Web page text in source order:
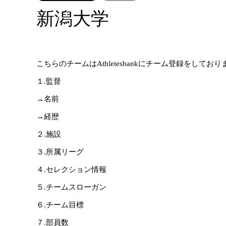
新潟大学
こちらのチームはAthletesbankにチーム登録をしており
１.監督
→名前
→経歴
２.施設
３.所属リーグ
４.セレクション情報
５.チームスローガン
６.チーム目標
７.部員数